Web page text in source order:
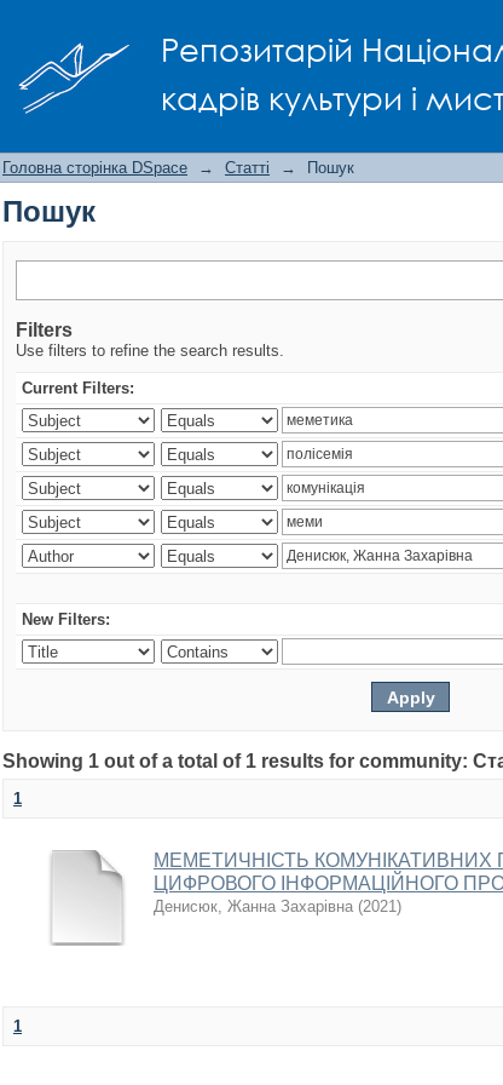
Репозитарій
кадрів культури і
Головна сторінка DSpace → Статті → Пошук
Пошук
Filters
Use filters to refine the search results.
Current Filters:
New Filters:
Showing 1 out of a total of 1 results for community:
1
МЕМЕТИЧНІСТЬ КОМУНІКАТИВНИХ
ЦИФРОВОГО ІНФОРМАЦІЙНОГО
Денисюк, Жанна Захарівна (2021)
1